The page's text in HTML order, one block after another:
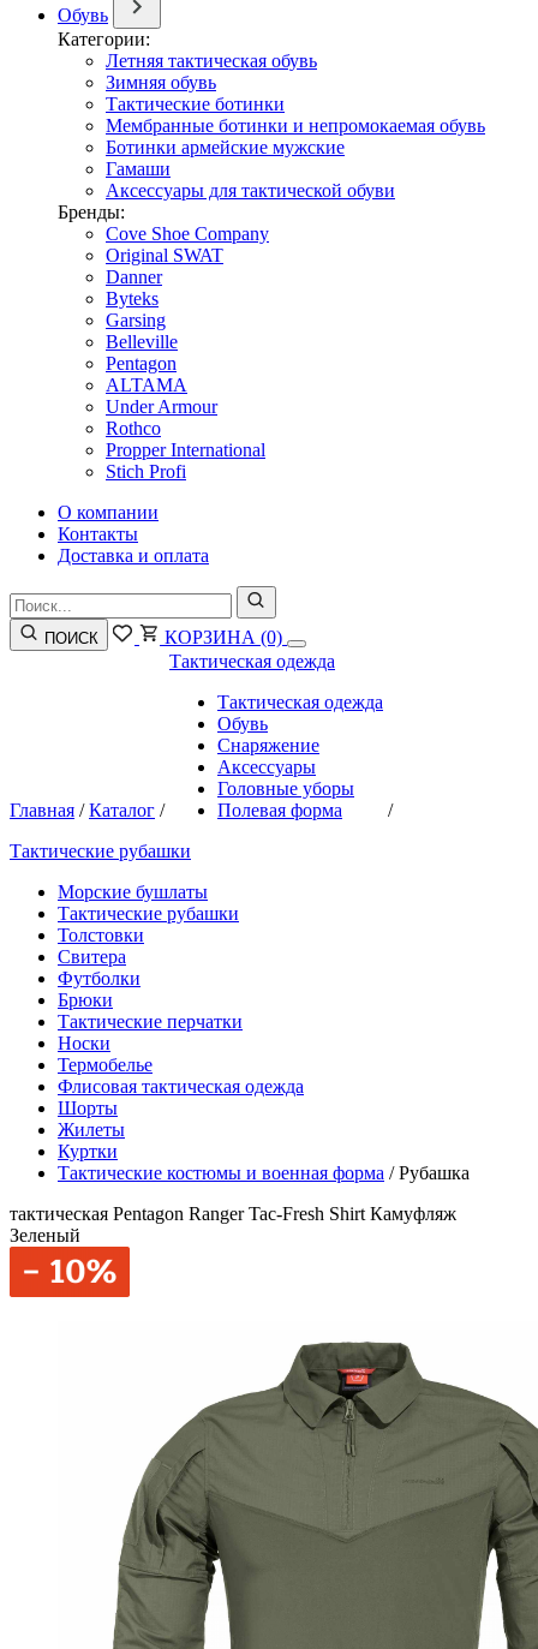
Обувь
Категории:
Летняя тактическая обувь
Зимняя обувь
Тактические ботинки
Мембранные ботинки и непромокаемая обувь
Ботинки армейские мужские
Гамаши
Аксессуары для тактической обуви
Бренды:
Cove Shoe Company
Original SWAT
Danner
Byteks
Garsing
Belleville
Pentagon
ALTAMA
Under Armour
Rothco
Propper International
Stich Profi
О компании
Контакты
Доставка и оплата
ПОИСК КОРЗИНА (0)
Главная /Каталог /
Тактическая одежда
Тактическая одежда
Обувь
Снаряжение
Аксессуары
Головные уборы
Полевая форма
/
Тактические рубашки
Морские бушлаты
Тактические рубашки
Толстовки
Свитера
Футболки
Брюки
Тактические перчатки
Носки
Термобелье
Флисовая тактическая одежда
Шорты
Жилеты
Куртки
Тактические костюмы и военная форма /Рубашка
тактическая Pentagon Ranger Tac-Fresh Shirt Камуфляж
Зеленый